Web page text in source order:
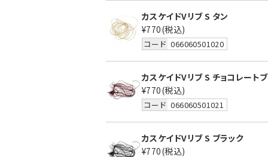
カスケイドVリブ S タン
¥770(税込)
コード 066060501020
カスケイドVリブ S チョコレート
¥770(税込)
コード 066060501021
カスケイドVリブ S ブラック
¥770(税込)